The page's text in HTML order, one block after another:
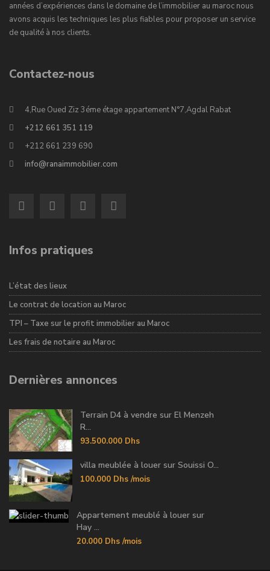
années d’expériences dans le domaine de l’immobilier au maroc nous
avons acquis les techniques les plus fiables pour proposer un service
de qualité à nos clients.
Contactez-nous
4,Rue Oued Ziz 3éme étage appartement N°7,Agdal Rabat
+212 661 351 119
+212 661 239 690
info@ranaimmobilier.com
Infos pratiques
L’état des lieux
Le contrat de location au Maroc
TPI – Taxe sur le profit immobilier au Maroc
Les frais de notaire au Maroc
Dernières annonces
Terrain D4 à vendre sur El Menzeh
R...
93.500.000 Dhs
villa meublée à louer sur Souissi O...
100.000 Dhs /mois
Appartement meublé à louer sur
Hay ...
20.000 Dhs /mois